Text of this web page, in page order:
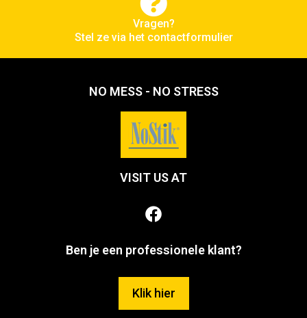
Vragen?
Stel ze via het contactformulier
NO MESS - NO STRESS
VISIT US AT
Ben je een professionele klant?
Klik hier